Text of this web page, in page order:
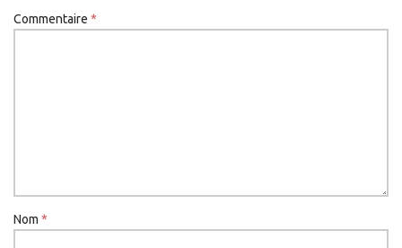
Commentaire *
Nom *